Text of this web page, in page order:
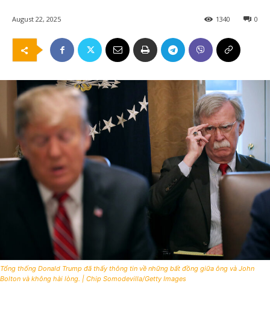
August 22, 2025 0
1340
Tổng thống Donald Trump đã thấy thông tin về những bất đồng giữa ông và John
Bolton và không hài lòng. | Chip Somodevilla/Getty Images